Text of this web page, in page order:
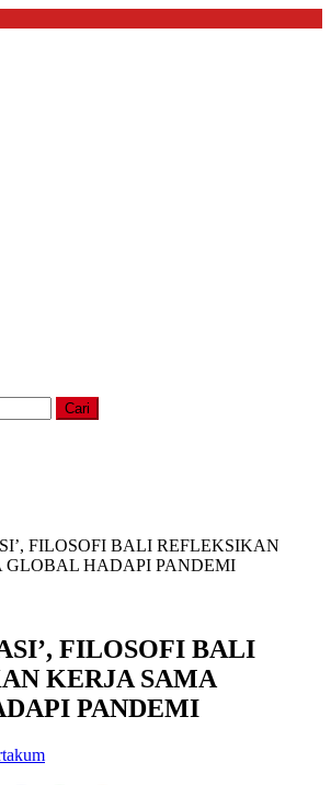
FILOSOFI BALI REFLEKSIKAN
GLOBAL HADAPI PANDEMI
FILOSOFI BALI
KERJA SAMA
PANDEMI